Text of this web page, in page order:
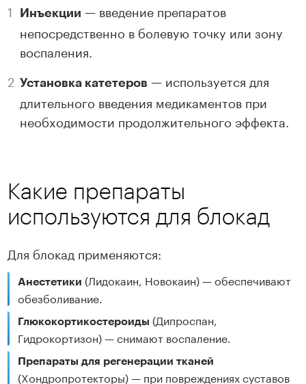
Инъекции — введение препаратов
непосредственно в болевую точку или зону
воспаления.
Установка катетеров — используется для
длительного введения медикаментов при
необходимости продолжительного эффекта.
Какие препараты
используются для блокад
Для блокад применяются:
Анестетики (Лидокаин, Новокаин) — обеспечивают
обезболивание.
Глюкокортикостероиды (Дипроспан,
Гидрокортизон) — снимают воспаление.
Препараты для регенерации тканей
(Хондропротекторы) — при повреждениях суставов